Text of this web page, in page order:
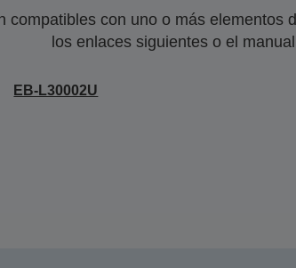
compatibles con uno o más elementos
los enlaces siguientes o el
EB-L30002U